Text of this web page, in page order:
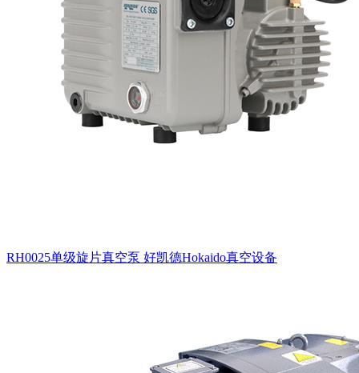
RH0025单级旋片真空泵 好凯德Hokaido真空设备